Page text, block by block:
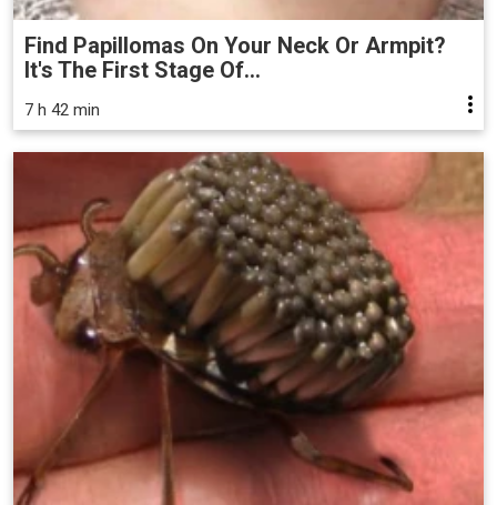
Find Papillomas On Your Neck Or Armpit?
It's The First Stage Of...
7 h 42 min